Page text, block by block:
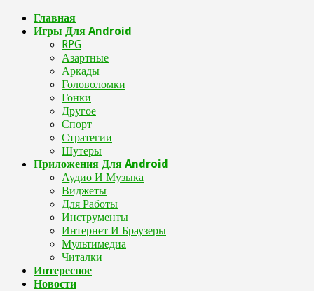
Главная
Игры Для Android
RPG
Азартные
Аркады
Головоломки
Гонки
Другое
Спорт
Стратегии
Шутеры
Приложения Для Android
Аудио И Музыка
Виджеты
Для Работы
Инструменты
Интернет И Браузеры
Мультимедиа
Читалки
Интересное
Новости